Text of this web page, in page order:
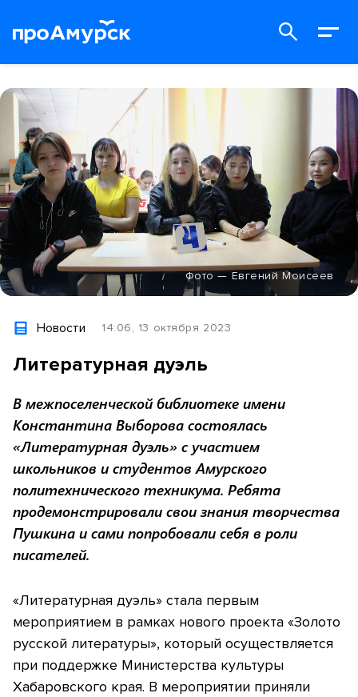
Фото — Евгений Моисеев
Новости 14:06, 13 октября 2023
Литературная дуэль
В межпоселенческой библиотеке имени
Константина Выборова состоялась
«Литературная дуэль» с участием
школьников и студентов Амурского
политехнического техникума. Ребята
продемонстрировали свои знания творчества
Пушкина и сами попробовали себя в роли
писателей.
«Литературная дуэль» стала первым
мероприятием в рамках нового проекта «Золото
русской литературы», который осуществляется
при поддержке Министерства культуры
Хабаровского края. В мероприятии приняли